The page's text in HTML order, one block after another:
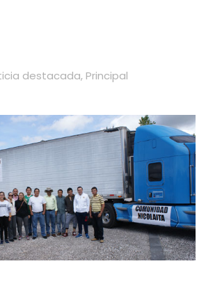
destacada, Principal